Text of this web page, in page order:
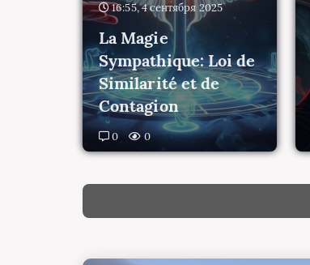
16:55, 4 сентября 2025
La Magie
Sympathique: Loi de
Similarité et de
Contagion
0 0